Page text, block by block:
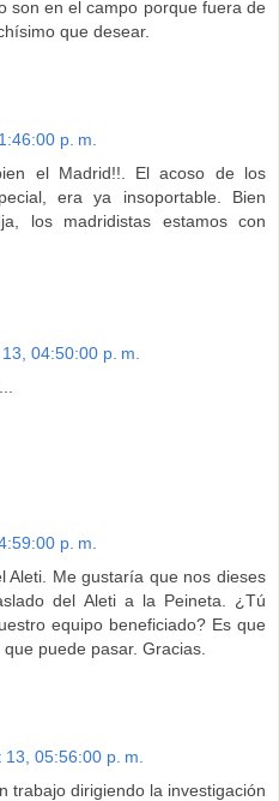
son en el campo porque fuera de
que desear.
p. m.
el Madrid!!. El acoso de los
era ya insoportable. Bien
los madridistas estamos con
04:50:00 p. m.
p. m.
Aleti. Me gustaría que nos dieses
del Aleti a la Peineta. ¿Tú
equipo beneficiado? Es que
puede pasar. Gracias.
13, 05:56:00 p. m.
trabajo dirigiendo la investigación